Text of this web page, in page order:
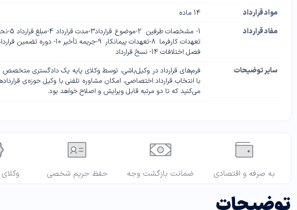
مواد قرارداد
14 ماده
مفاد قرارداد
فصل اختلافات 14- نسخ قرارداد
سایر توضیحات
فرم‌های قرارداد در وکیل‌باشی، توسط وکلای پایه یک دادگستری متخصص
با انتخاب قرارداد اختصاصی، امکان مشاوره تلفنی با وکیل حوزه‌ی
می‌کنید که تا دو مرتبه قابل ویرایش و اصلاح خواهد بود.
به صرفه و اقتصادی ضمانت بازگشت وجه حفظ حریم شخصی